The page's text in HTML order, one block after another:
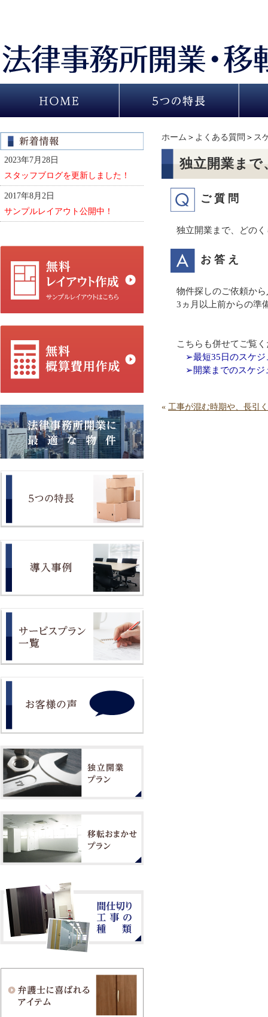
ホーム ＞ よくある質問 ＞ ス
独立開業ま
ご質問
独立開業まで、どの
お答え
物件探しのご依頼か
3ヵ月以上前からの準
こちらも併せてご覧
➢最短35日のスケジ
➢開業までのスケジ
« 工事が混む時期や、長引
2023年7月28日
スタッフブログを更新しました！
2017年8月2日
サンプルレイアウト公開中！